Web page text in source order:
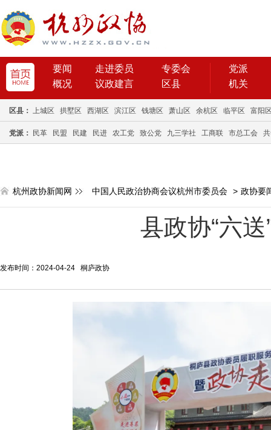
要闻 走进委员
专委会
概况
议政建言 区县
党派
机关
区县： 上城区 拱墅区 西湖区 滨江区 钱塘区 萧山区 余杭区 临平区 富阳
党派： 民革 民盟 民建 民进 农工党 致公党 九三学社 工商联 市总工会
杭州政协新闻网 中国人民政治协商会议杭州市委员会 > 政协要
县政协“六
发布时间：2024-04-24 桐庐政协